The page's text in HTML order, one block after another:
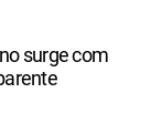
surge com